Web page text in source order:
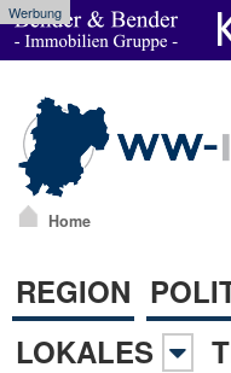
Werbung
Home
REGION
LOKALES